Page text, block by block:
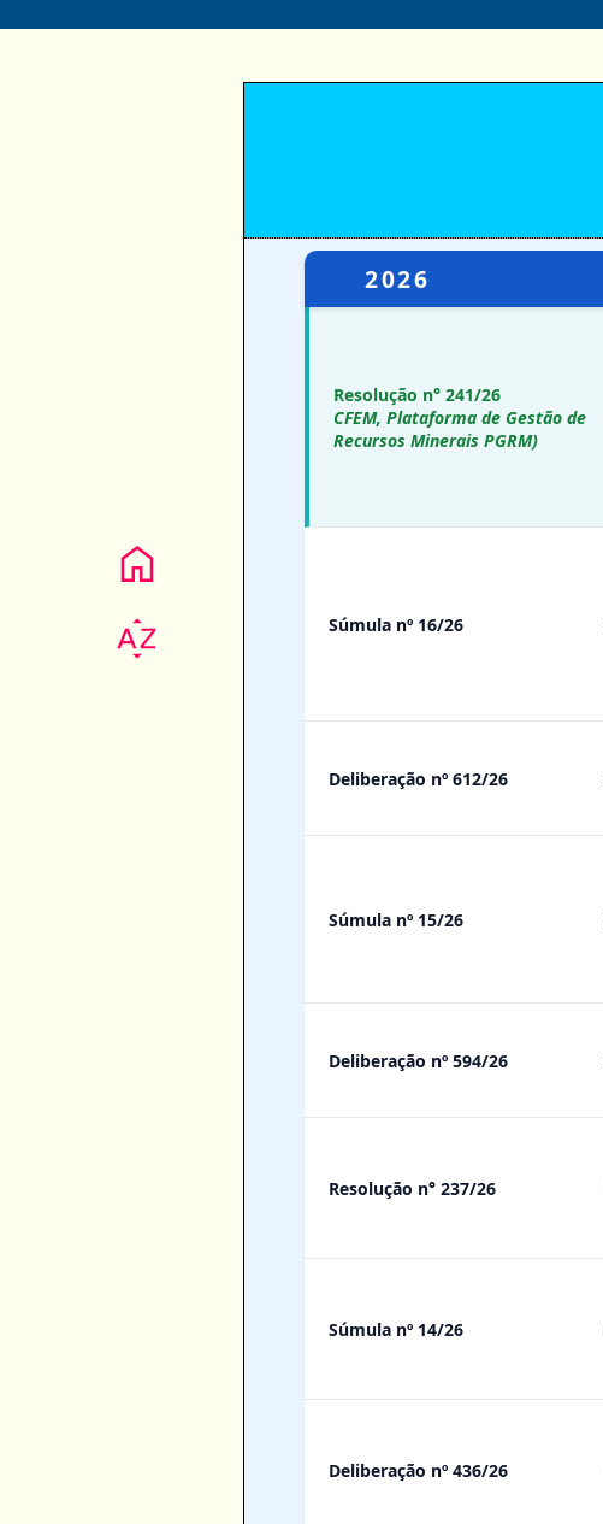
2026
Resolução n° 241/26
CFEM, Plataforma de Gestão de
Recursos Minerais PGRM)
Súmula nº 16/26
Deliberação nº 612/26
Súmula nº 15/26
Deliberação nº 594/26
Resolução n° 237/26
Súmula nº 14/26
Deliberação nº 436/26